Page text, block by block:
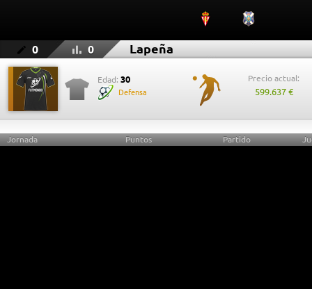
0 0 Lapeña
Edad: 30
Defensa
Precio actual:
599.637 €
Jornada Puntos Partido